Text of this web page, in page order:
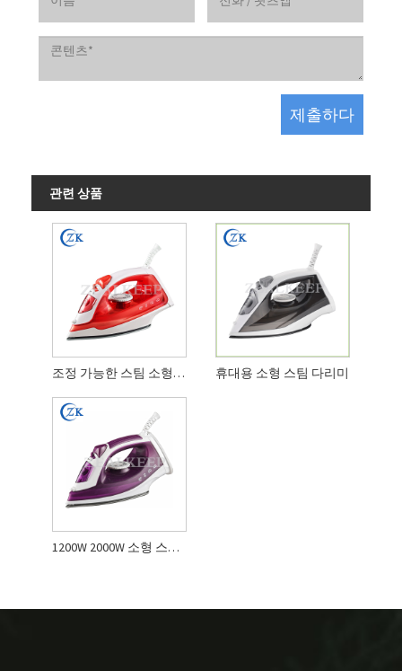
관련 상품
조정 가능한 스팀 소형 스팀 다리미 휴대용 소형 스팀 다리미
1200W 2000W 소형 스팀 다리미